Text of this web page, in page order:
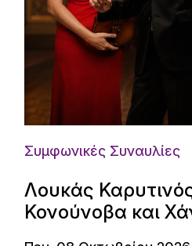
Συμφωνικές Συναυλίες
Λουκάς
Κονούνοβα και